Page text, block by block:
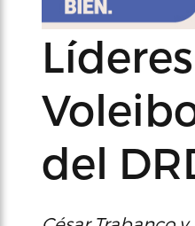
del